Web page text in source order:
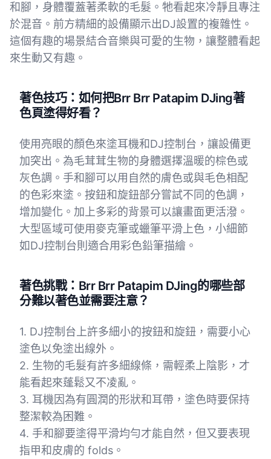
和腳，身體覆蓋著柔軟的毛髮。牠看起來冷靜且專注
於混音。前方精細的設備顯示出DJ設置的複雜性。
這個有趣的場景結合音樂與可愛的生物，讓整體看起
來生動又有趣。
著色技巧：如何把Brr Brr Patapim DJing著
色頁塗得好看？
使用亮眼的顏色來塗耳機和DJ控制台，讓設備更
加突出。為毛茸茸生物的身體選擇溫暖的棕色或
灰色調。手和腳可以用自然的膚色或與毛色相配
的色彩來塗。按鈕和旋鈕部分嘗試不同的色調，
增加變化。加上多彩的背景可以讓畫面更活潑。
大型區域可使用麥克筆或蠟筆平滑上色，小細節
如DJ控制台則適合用彩色鉛筆描繪。
著色挑戰：Brr Brr Patapim DJing的哪些部
分難以著色並需要注意？
1. DJ控制台上許多細小的按鈕和旋鈕，需要小心
塗色以免塗出線外。
2. 生物的毛髮有許多細線條，需輕柔上陰影，才
能看起來蓬鬆又不凌亂。
3. 耳機因為有圓潤的形狀和耳帶，塗色時要保持
整潔較為困難。
4. 手和腳要塗得平滑均勻才能自然，但又要表現
指甲和皮膚的 folds。